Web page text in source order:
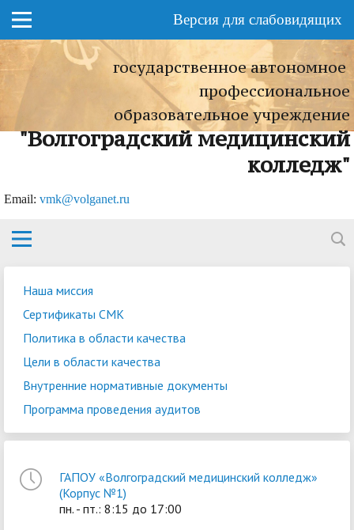
Версия для слабовидящих
государственное автономное
профессиональное
образовательное учреждение
"Волгоградский медицинский
колледж"
Еmail: vmk@volganet.ru
Наша миссия
Сертификаты СМК
Политика в области качества
Цели в области качества
Внутренние нормативные документы
Программа проведения аудитов
ГАПОУ «Волгоградский медицинский колледж»
(Корпус №1)
пн. - пт.: 8:15 до 17:00